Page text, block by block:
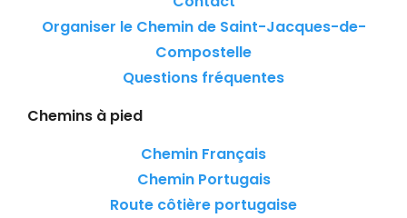
Organiser le Chemin de Saint-Jacques-de-
Compostelle
Questions fréquentes
Chemins à pied
Chemin Français
Chemin Portugais
Route côtière portugaise